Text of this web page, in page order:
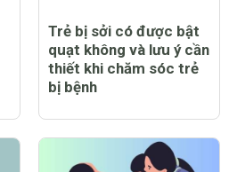
Trẻ bị sởi có được bật
quạt không và lưu ý cần
thiết khi chăm sóc trẻ
bị bệnh